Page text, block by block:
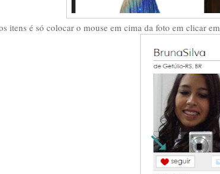
itens é só colocar o mouse em cima da foto em clicar em